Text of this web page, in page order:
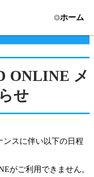
ホーム
ONLINE メ
せ
ンスに伴い以下の日程
がご利用できません。